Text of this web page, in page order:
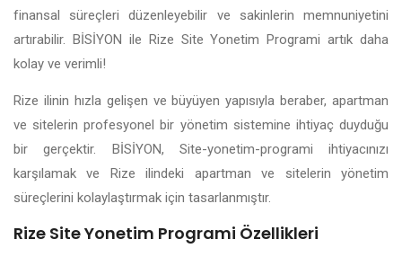
finansal süreçleri düzenleyebilir ve sakinlerin memnuniyetini
artırabilir. BİSİYON ile Rize Site Yonetim Programi artık daha
kolay ve verimli!
Rize ilinin hızla gelişen ve büyüyen yapısıyla beraber, apartman
ve sitelerin profesyonel bir yönetim sistemine ihtiyaç duyduğu
bir gerçektir. BİSİYON, Site-yonetim-programi ihtiyacınızı
karşılamak ve Rize ilindeki apartman ve sitelerin yönetim
süreçlerini kolaylaştırmak için tasarlanmıştır.
Rize Site Yonetim Programi Özellikleri